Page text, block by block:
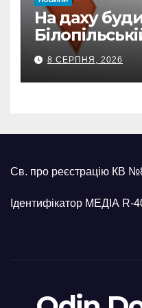
На даху
знайшли
8 СЕРПНЯ, 2026
Св. про реєстрацію КВ
Ідентифікатор МЕДІА R-